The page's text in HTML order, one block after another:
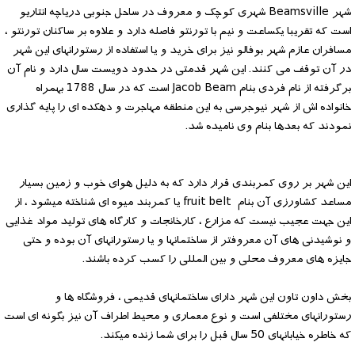
شهر Beamsville شهری کوچک و معروف در ساحل جنوبی دریاچه انتاریو
است که تقریبا یکساعت و نیم با تورنتو فاصله دارد و علاوه بر ساکنان تورنتو ،
مسافران عازم شهر بوفالو نیز برای خرید و یا استفاده از رستورانهای این شهر
در آن توقف می کنند. این شهر قدمتی در حدود دویست سال دارد و نام آن
برگرفته از نام فردی بنام Jacob Beam است که در سال 1788 بهمراه
خانواده اش از شهر نیوجرسی به این منطقه مهاجرت و دهکده ای را پایه گذاری
نمودند که بعدها بنام وی نامیده شد.
این شهر بر روی کمربندی قرار دارد که به دلیل هوای خوب و زمین بسیار
مساعد کشاورزی آن بنام fruit belt یا کمربند میوه ای شناخته میشود ، از
این جهت عجیب نیست که مزارع ، کارخانجات و کارگاه های تولید مواد غذایی
و نوشیدنی های آن معروفتر از ساختمانها و یا رستورانهای آن بوده و حتی
جایزه های معروف محلی و بین المللی را کسب کرده باشند.
بخش داون تاون این شهر دارای ساختمانهای قدیمی ، فروشگاه ها و
رستورانهای مختلفی است و نوع معماری و محیط اطراف آن نیز بگونه ای است
که خاطره خیابانهای 50 سال قبل را برای شما زنده میکند.